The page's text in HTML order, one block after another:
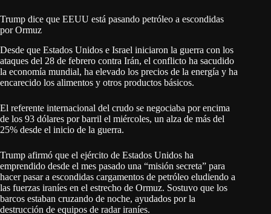
Trump dice que EEUU está pasando petróleo a escondidas
por Ormuz
Desde que Estados Unidos e Israel iniciaron la guerra con los
ataques del 28 de febrero contra Irán, el conflicto ha sacudido
la economía mundial, ha elevado los precios de la energía y ha
encarecido los alimentos y otros productos básicos.
El referente internacional del crudo se negociaba por encima
de los 93 dólares por barril el miércoles, un alza de más del
25% desde el inicio de la guerra.
Trump afirmó que el ejército de Estados Unidos ha
emprendido desde el mes pasado una “misión secreta” para
hacer pasar a escondidas cargamentos de petróleo eludiendo a
las fuerzas iraníes en el estrecho de Ormuz. Sostuvo que los
barcos estaban cruzando de noche, ayudados por la
destrucción de equipos de radar iraníes.